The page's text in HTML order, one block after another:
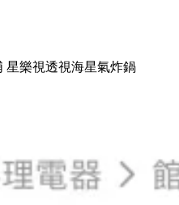
星樂視透視海星氣炸鍋